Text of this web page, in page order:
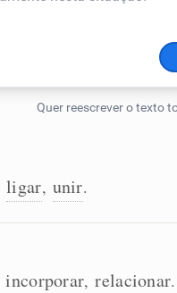
ligar, unir.
incorporar, relacionar.